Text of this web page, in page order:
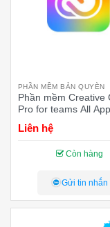
PHẦN MỀM BẢN QUYÈN
Phần mềm Creative
Pro for teams All
Asian Languages
months (lever 2 10-
Liên hệ
Còn hàng
Gửi tin nhắn